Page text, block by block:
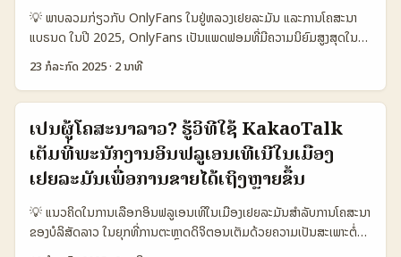
กลาง สูง ต่ำ ຕາຕະລາງນີ້ເບິ່ງໃຫ້ເຫັນວ່າ ShareChat ມີຈຸດເປັນຊ່ອງເກັບກຸ່ມ
ຊຸມຊົນຍ່ອຍໄດ້ດີ — ການກີດກັນແບບທີ່ເປັນທ້ອງຖິ່ນແລະການຕອບກັບສະຫຼຸບ
ຂ່າວແມ່ນຈຸດທີ່ເຮັດໃຫ້ແບຣນຂອງເຢຍລະມັນສາມາດເຂົ້າໄປຮ່ວມງານໄດ້ຫຼາຍຂຶ້ນ.
...
2025 ມີຢູ່ຢູ່ຂອງຫຼາຍຢູ່ 192.235 ນັກທ່ອງທ່ຽວຈາກຢູ່ຽຣອອບ) — ນີ້ແມ່ນ
ອີກເຫດຜົນວ່າແບຣນເຢຍລະມັນສົນໃຈຕະຫຼາດທ່ອງທ່ຽວແລະອາດຈະມີທຶນສຳລັບ
ໂຄງການຢ່າງຕໍ່ເນື່ອງ (PR Newswire). ນອກຈາກນັ້ນ, ຂໍ້ມູນລ່າສຸດຈາກ
Taobao/Alibaba ກໍລະນັ້ນກຳລັງພັດທະນາວິທີການຄ້າລ່ວມກັນ ແລະສ້າງແນວ
ທາງໃຫ້ແບຣນຕ່າງປະເທດເຂົ້າຮ່ວມ (InsiderMonkey ກ່າວເຖິງ Accio
Agent ຂອງ Alibaba ສຳລັບການຄ້າທົ່ວໂລກ; The Straits Times
ລາຍງານເຖິງການຈັດງານຂອງ Taobao) — ນີ້ແມ່ນໂອກາດໃຫ້ເຮົາເຊື່ອມຕໍ່ກັບ
ແບຣນຢູ່ແບບທີ່ມີຄວາມເນັ້ນການຄ້າຂ້າງນອກ. ...
💡 ພາບລວມກ່ຽວກັບ OnlyFans ໃນຢູ່ຫລວງເຢຍລະມັນ ແລະການໂຄສະນາ
ແບຣນດ ໃນປີ 2025, OnlyFans ເປັນແພດຟອມທີ່ມີຄວາມນິຍົມສູງສຸດໃນຢູ່
ຫລວງເຢຍລະມັນ ແລະໂລກທົ່ວໄປ, ເນື່ອງຈາກການສາມາດເປັນແຖວຫນຶ່ງຂອງ
ການຜະລິດເນື້ອຫາທີ່ຫຼາຍແບບ - ທັງຄວາມບຸກຄົນ, ກິລາ, ວຽກຕ່າງໆ ແລະ ສິ່ງທີ່
ມີຄວາມອາໄສສໍາລັບຜູ້ຊົມ. ການໂຄສະນາແບຣນດໃນ OnlyFans ໃນຢູ່ຫລວງ
ເຢຍລະມັນເປັນສິ່ງທີ່ຈຳເປັນຕ້ອງມີການຫຼັກການສ້າງຄວາມເຊື່ອມໂຍງທີ່ແທ້ຈິງ ແລະ
ສົ່ງເສີມຄວາມສົນໃຈຜ່ານເນື້ອຫາທີ່ຕິດຕາມໄດ້ງ່າຍ. ໂດຍພາລະກິດສຳລັບແບຣນດ
ຄືການສ້າງເນື້ອຫາພິເສດ, ພາລະກິດການສົ່ງເສີມທີ່ມີການລາຍງານແລະການ
ຕິດຕາມຢ່າງລະອຽດ. ການຮ່ວມມືລະຫວ່າງຜູ້ສ້າງແບຣນດແລະຜູ້ສ້າງເນື້ອຫາ
ບຸກຄົນຈະເປັນກຸ່ມສ່ວນສຳຄັນສູງໃນການເພີ່ມຜົນກະທົບຂອງການຂາຍພາຍໃນ
ແພດຟອມ, ເພາະມັນຊ່ວຍເພີ່ມຄວາມຫນ້າເຊື່ອມຂໍ້ມູນສະເພາະແບບມີຄວາມ
ສ່ວນຕົວຫຼາຍກວ່າ. 📊 ຕາຕະລາງພາບລວມການຕະຫຼາດ OnlyFans ຢູ່ຢູ່ຫລວງ
23 ກໍລະກົດ 2025· 2 ນາທີ
ເປັນຜູ້ໂຄສະນາລາວ? ຮູ້ວິທີໃຊ້ KakaoTalk
ເຕັມທີ່ພະນັກງານອິນຟລູເອນເທີເນີໃນເມືອງ
ເຢຍລະມັນເພື່ອການຂາຍໄດ້ເຖິງຫຼາຍຂຶ້ນ
💡 ແນວຄິດໃນການເລືອກອິນຟລູເອນເທີໃນເມືອງເຢຍລະມັນສໍາລັບການໂຄສະນາ
ຂອງບໍລິສັດລາວ ໃນຍຸກທີ່ການຕະຫຼາດດິຈິຕອນເຕັມດ້ວຍຄວາມເປັນສະເພາະຕໍ່
ພື້ນທີ່ທ້ອງຖິ່ນ, ບໍລິສັດຈາກລາວທີ່ສົນໃຈໃນການເຂົ້າຕະຫຼາດຢູ່ເຢຍລະມັນ ຈຳເປັນ